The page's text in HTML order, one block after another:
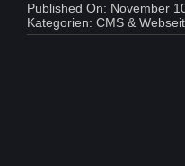
Published On: November
Kategorien: CMS &